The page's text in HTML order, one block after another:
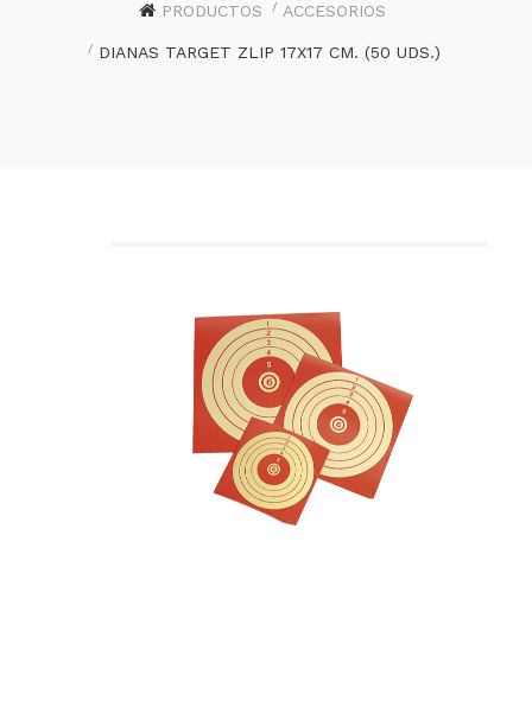
PRODUCTOS ACCESORIOS
DIANAS TARGET ZLIP 17X17 CM. (50 UDS.)